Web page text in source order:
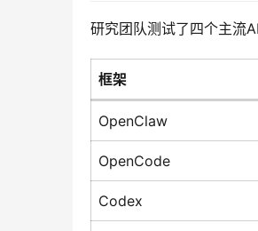
研究团队测试了四个主流
框架
OpenClaw
OpenCode
Codex